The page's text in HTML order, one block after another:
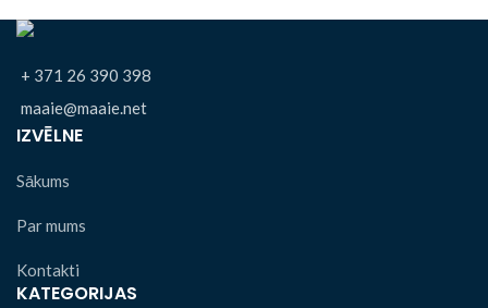
+ 371 26 390 398
maaie@maaie.net
IZVĒLNE
Sākums
Par mums
Kontakti
KATEGORIJAS